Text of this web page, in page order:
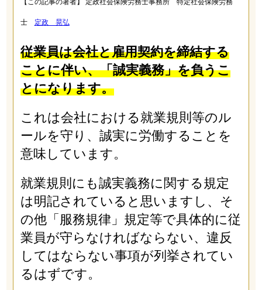
【この記事の著者】 定政社会保険労務士事務所 特定社会保険労務
士 定政 晃弘
従業員は会社と雇用契約を締結する
ことに伴い、「誠実義務」を負うこ
とになります。
これは会社における就業規則等のル
ールを守り、誠実に労働することを
意味しています。
就業規則にも誠実義務に関する規定
は明記されていると思いますし、そ
の他「服務規律」規定等で具体的に従
業員が守らなければならない、違反
してはならない事項が列挙されてい
るはずです。